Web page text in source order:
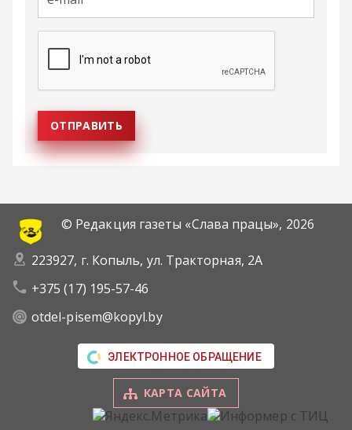
© Редакция газеты «Слава працы», 2026
223927, г. Копыль, ул. Тракторная, 2А
+375 (17) 195-57-46
otdel-pisem@kopyl.by
ЭЛЕКТРОННОЕ ОБРАЩЕНИЕ
КАРТА САЙТА